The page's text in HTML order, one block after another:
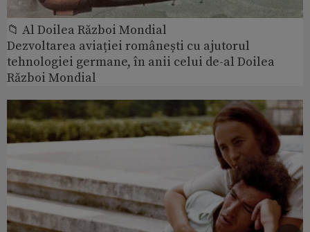
📁 Al Doilea Război Mondial
Dezvoltarea aviației românești cu ajutorul
tehnologiei germane, în anii celui de-al Doilea
Război Mondial